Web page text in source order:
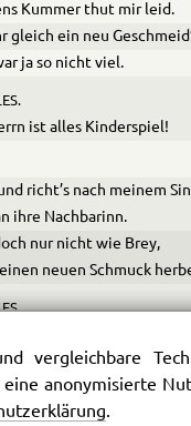
Kummer thut mir leid.
gleich ein neu
ja so nicht viel.
ist alles Kinderspiel!
richt’s nach meinem
ihre Nachbarinn.
nur nicht wie Brey,
neuen Schmuck
vergleichbare
anonymisierte
.